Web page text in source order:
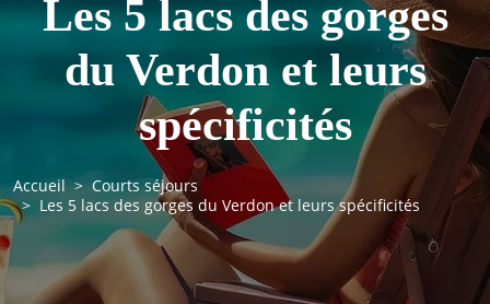
Les 5 lacs des gorges
du Verdon et leurs
spécificités
Accueil
Courts séjours
Les 5 lacs des gorges du Verdon et leurs spécificités